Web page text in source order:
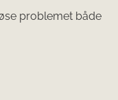
problemet både